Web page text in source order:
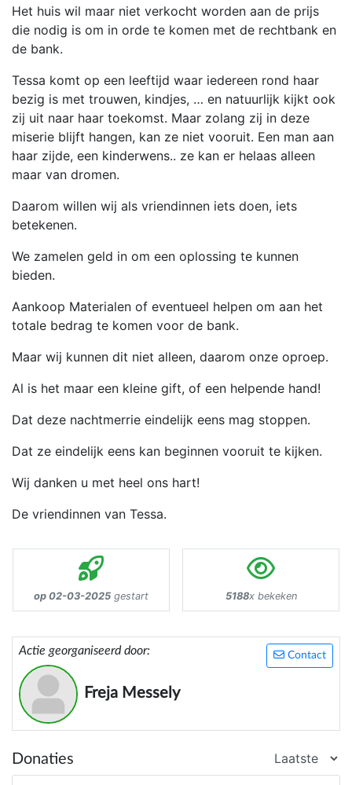
Het huis wil maar niet verkocht worden aan de prijs
die nodig is om in orde te komen met de rechtbank en
de bank.
Tessa komt op een leeftijd waar iedereen rond haar
bezig is met trouwen, kindjes, … en natuurlijk kijkt ook
zij uit naar haar toekomst. Maar zolang zij in deze
miserie blijft hangen, kan ze niet vooruit. Een man aan
haar zijde, een kinderwens.. ze kan er helaas alleen
maar van dromen.
Daarom willen wij als vriendinnen iets doen, iets
betekenen.
We zamelen geld in om een oplossing te kunnen
bieden.
Aankoop Materialen of eventueel helpen om aan het
totale bedrag te komen voor de bank.
Maar wij kunnen dit niet alleen, daarom onze oproep.
Al is het maar een kleine gift, of een helpende hand!
Dat deze nachtmerrie eindelijk eens mag stoppen.
Dat ze eindelijk eens kan beginnen vooruit te kijken.
Wij danken u met heel ons hart!
De vriendinnen van Tessa.
op 02-03-2025 gestart 5188x bekeken
Contact
Actie georganiseerd door:
Freja Messely
Donaties